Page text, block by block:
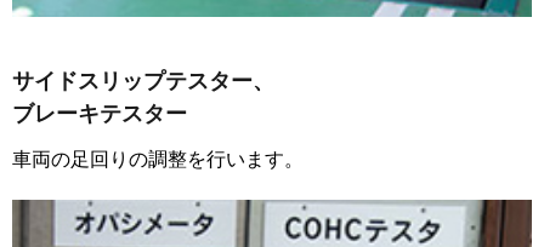
サイドスリップテスター、
ブレーキテスター
車両の足回りの調整を行います。